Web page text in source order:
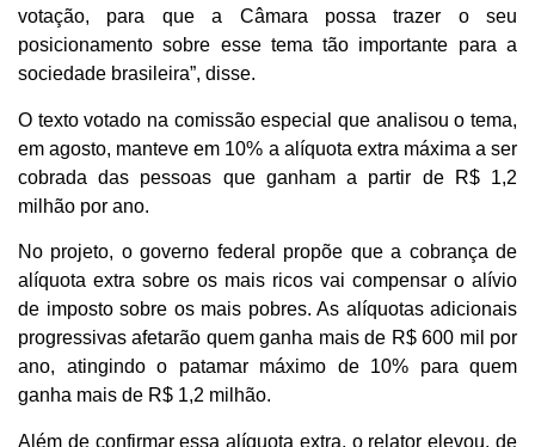
votação, para que a Câmara possa trazer o seu
posicionamento sobre esse tema tão importante para a
sociedade brasileira”, disse.
O texto votado na comissão especial que analisou o tema,
em agosto, manteve em 10% a alíquota extra máxima a ser
cobrada das pessoas que ganham a partir de R$ 1,2
milhão por ano.
No projeto, o governo federal propõe que a cobrança de
alíquota extra sobre os mais ricos vai compensar o alívio
de imposto sobre os mais pobres. As alíquotas adicionais
progressivas afetarão quem ganha mais de R$ 600 mil por
ano, atingindo o patamar máximo de 10% para quem
ganha mais de R$ 1,2 milhão.
Além de confirmar essa alíquota extra, o relator elevou, de